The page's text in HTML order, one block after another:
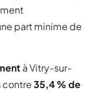
part minime de
à Vitry-sur-
contre35,4 % de